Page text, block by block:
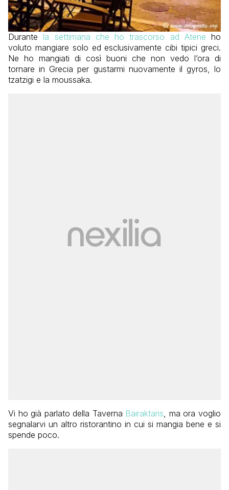
Durante la settimana che ho trascorso ad Atene ho
voluto mangiare solo ed esclusivamente cibi tipici greci.
Ne ho mangiati di così buoni che non vedo l’ora di
tornare in Grecia per gustarmi nuovamente il gyros, lo
tzatzigi e la moussaka.
Vi ho già parlato della Taverna Bairaktaris , ma ora voglio
segnalarvi un altro ristorantino in cui si mangia bene e si
spende poco.